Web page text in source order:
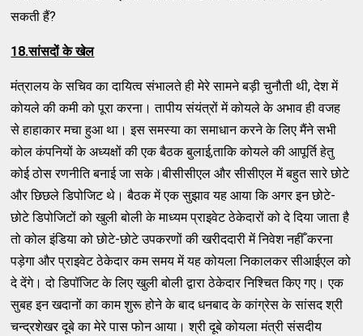
सकती हैं?
18.सांसदों के खेल
मंत्रालय के सचिव का दायित्व संभालते ही मेरे सामने बड़ी चुनौती थी, देश में
कोयले की कमी को पूरा करना। तापीय संयंत्रों में कोयले के अभाव ही वजह
से हाहाकार मचा हुआ था। इस समस्या का समाधान करने के लिए मैंने सभी
कोल कंपनियों के अध्यक्षों की एक बैठक बुलाई,ताकि कोयले की आपूर्ति हेतु
कोई ठोस रणनीति बनाई जा सके।बीसीसीएल और सीसीएल में बहुत सारे छोटे
और छिछले डिपोजिट थे। बैठक में एक सुझाव यह आया कि अगर इन छोटे-
छोटे डिपोजिटों को खुली बोली के माध्यम प्राइवेट ठेकेदारों को दे दिया जाता है
तो कोल इंडिया को छोटे-छोटे उपकरणों की खरीददारी में निवेश नहीँ करना
पड़ेगा और प्राइवेट ठेकेदार कम समय में यह कोयला निकालकर सीआईएल को
दे देंगे। दो डिपॉजिट के लिए खुली बोली द्वारा ठेकेदार निश्चित किए गए। एक
सुबह इन खदानों का काम शुरू होने के बाद धनबाद के कांग्रेस के सांसद श्री
चन्द्रशेखर दूबे का मेरे पास फोन आया। श्री दूबे कोयला मंत्री संसदीय